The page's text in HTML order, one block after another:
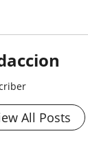
All Posts